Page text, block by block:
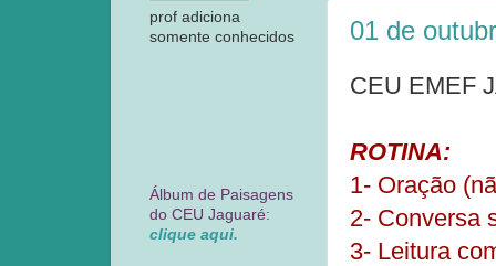
01 de
CEU EMEF
ROTINA:
1- Oração
2- Conversa
3- Leitura
prof adiciona
somente conhecidos
Álbum de Paisagens
do CEU Jaguaré:
clique aqui.